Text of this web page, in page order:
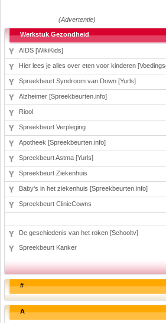
(Advertentie)
Werkstuk Gezondheid
AIDS [WikiKids]
Hier lees je alles over eten voor kinderen
Spreekbeurt Syndroom van Down [Yurls]
Alzheimer [Spreekbeurten.info]
Riool
Spreekbeurt Verpleging
Apotheek [Spreekbeurten.info]
Spreekbeurt Astma [Yurls]
Spreekbeurt Ziekenhuis
Baby's in het ziekenhuis [Spreekbeurten.info]
Spreekbeurt ClinicCowns
De geschiedenis van het roken [Schooltv]
Spreekbeurt Kanker
#
A